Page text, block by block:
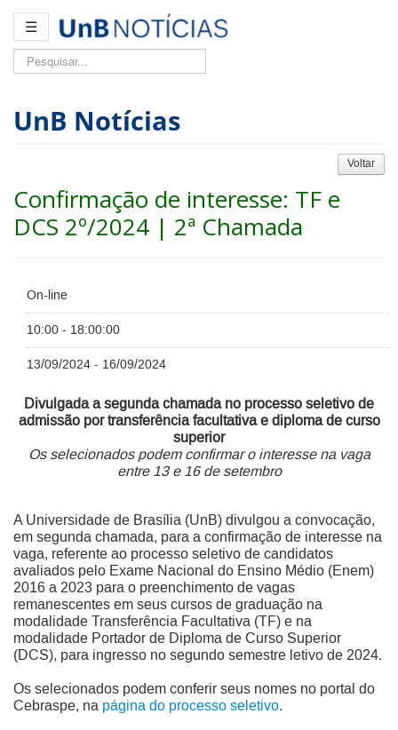
☰
Pesquisar...
UnB Notícias
Voltar
Confirmação de interesse: TF e
DCS 2º/2024 | 2ª Chamada
On-line
10:00 - 18:00:00
13/09/2024 - 16/09/2024
Divulgada a segunda chamada no processo seletivo de
admissão por transferência facultativa e diploma de curso
superior
Os selecionados podem confirmar o interesse na vaga
entre 13 e 16 de setembro
A Universidade de Brasília (UnB) divulgou a convocação,
em segunda chamada, para a confirmação de interesse na
vaga, referente ao processo seletivo de candidatos
avaliados pelo Exame Nacional do Ensino Médio (Enem)
2016 a 2023 para o preenchimento de vagas
remanescentes em seus cursos de graduação na
modalidade Transferência Facultativa (TF) e na
modalidade Portador de Diploma de Curso Superior
(DCS), para ingresso no segundo semestre letivo de 2024.
Os selecionados podem conferir seus nomes no portal do
Cebraspe, na página do processo seletivo.